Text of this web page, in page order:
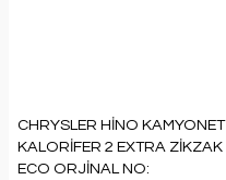
CHRYSLER HİNO KAMYONET
KALORİFER 2 EXTRA ZİKZAK
ECO ORJİNAL NO: